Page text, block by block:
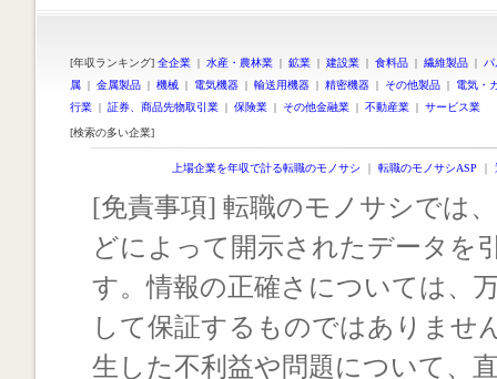
[年収ランキング] 全企業 | 水産・農林業 | 鉱業 | 建設業 | 食料品 | 繊維製品 |
属 | 金属製品 | 機械 | 電気機器 | 輸送用機器 | 精密機器 | その他製品 | 電気・
行業 | 証券、商品先物取引業 | 保険業 | その他金融業 | 不動産業 | サービス業
[検索の多い企業]
上場企業を年収で計る転職のモノサシ ｜ 転職のモノサシASP ｜
[免責事項] 転職のモノサシでは
どによって開示されたデータを
す。情報の正確さについては、
して保証するものではありませ
生した不利益や問題について、